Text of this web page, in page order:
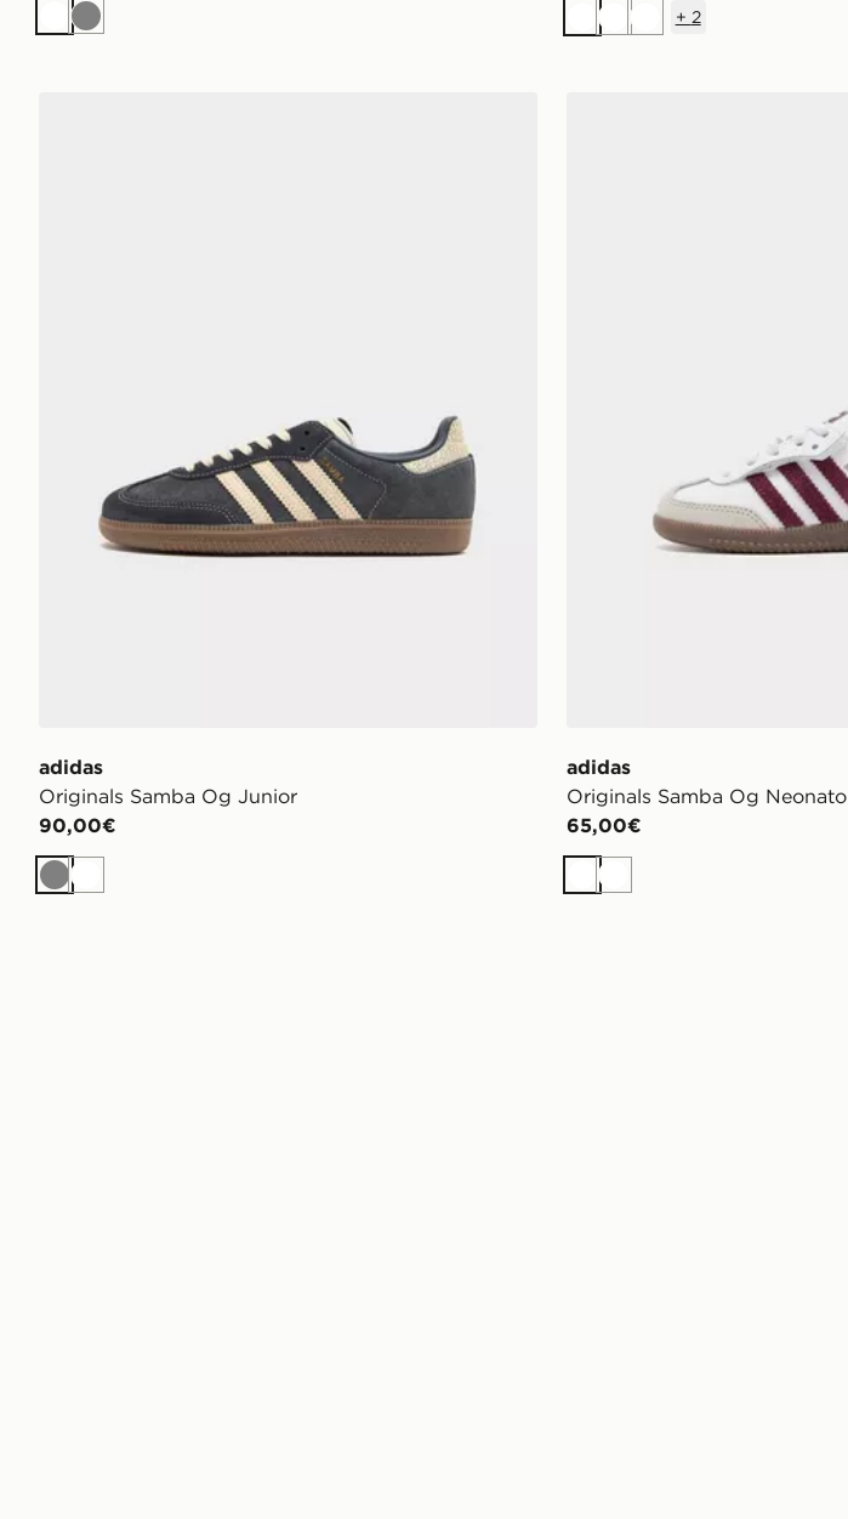
BiancoGrigio BiancoBianco
Bianco
+ 2
adidas
Originals Samba Og Junior
90,00€
GrigioBianco
adidas
Originals Samba Og Neonato
65,00€
BiancoBianco